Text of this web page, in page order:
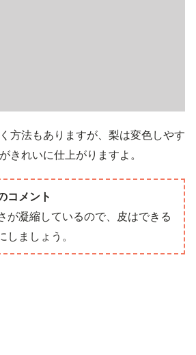
方法もありますが、梨は変色しやす
きれいに仕上がりますよ。
コメント
が凝縮しているので、皮はできる
しましょう。